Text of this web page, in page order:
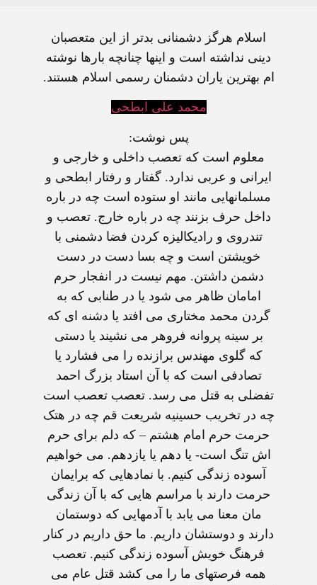
اسلام هرگز دشمنانی بدتر از این متعصبان
دینی نداشته است و اینها چنانچه بارها نوشته
ام بهترین یاران دشمنان رسمی اسلام هستند.
محمد علی ابطحی
پس نوشت:
معلوم است که تعصب داخلی و خارجی و
ايرانی و عربی ندارد. گفتار و رفتار ابطحی و
مسلمانهايی مانند او ستوده است چه در باره
داخل حرف بزنند چه در باره خارج. تعصب و
تندروی و راديکاليزه کردن فضا دشمنی با
خويشتن است و چه بسا دست در دست
دشمن داشتن. مهم نيست در انفجار حرم
امامان ظاهر می شود يا در طنابی که به
گردن محمد مختاری می افتد يا دشنه ای که
بر سينه پروانه فروهر می نشيند يا دستی
که گلوی مهندس برازنده را می فشارد يا
تصادفی است که با آن استاد بزرگ احمد
تفضلی به قتل می رسد. تعصب تعصب است
چه در تخريب حسينيه شريعت قم چه در هتک
حرمت حرم امام هشتم – که دلم برای حرم
اش تنگ است- يا دهم يا يازدهم. می خواهيم
آسوده زندگی کنيم. با نمادهايی که برايمان
حرمت دارند با مراسم هايی که با آن زندگی
مان معنا می يابد با آدمهايی که دوستمان
دارند و دوستشان داريم. ما حق داريم در کنار
فرهنگ خويش آسوده زندگی کنيم. تعصب
همه فرصتهای ما را می کشد قتل عام می